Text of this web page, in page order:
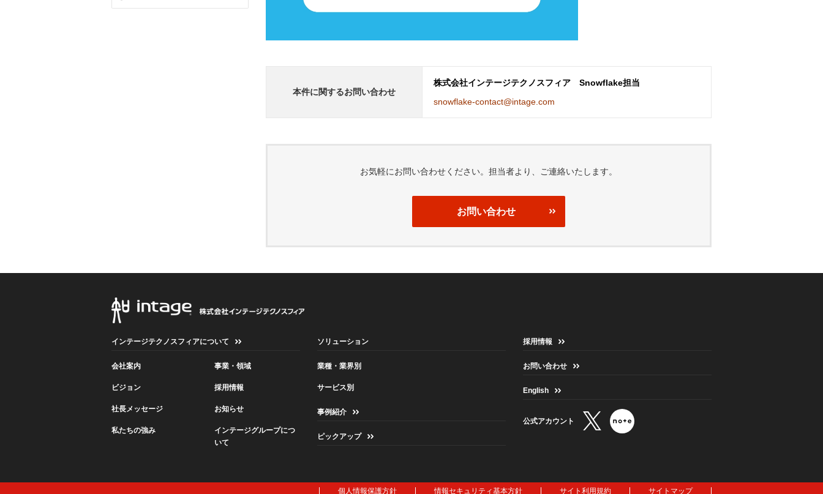
本件に関するお問い合わせ
株式会社インテージテクノスフィア Snowflake担当
snowflake-contact@intage.com
お気軽にお問い合わせください。担当者より、ご連絡いたします。
お問い合わせ
インテージテクノスフィアについて
会社案内
ビジョン
社長メッセージ
私たちの強み
事業・領域
採用情報
お知らせ
インテージグループにつ
いて
ソリューション
業種・業界別
サービス別
事例紹介
ピックアップ
採用情報
お問い合わせ
English
公式アカウント
個人情報保護方針 情報セキュリティ基本方針 サイト利用規約 サイトマップ